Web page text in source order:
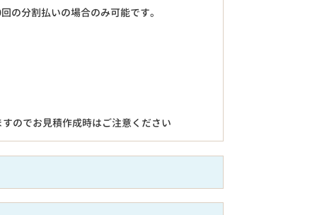
の分割払いの場合のみ可能です。
のでお見積作成時はご注意ください